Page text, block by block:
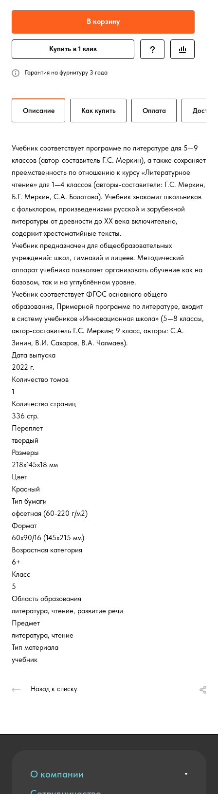
В корзину
Купить в 1 клик
Гарантия на фурнитуру 3 года
Описание Как купить Оплата
Учебник соответствует программе по литературе для 5—9
классов (автор-составитель Г.С. Меркин), а также сохраняет
преемственность по отношению к курсу «Литературное
чтение» для 1—4 классов (авторы-составители: Г.С. Меркин,
Б.Г. Меркин, С.А. Болотова). Учебник знакомит школьников
с фольклором, произведениями русской и зарубежной
литературы от древности до XX века включительно,
содержит хрестоматийные тексты.
Учебник предназначен для общеобразовательных
учреждений: школ, гимназий и лицеев. Методический
аппарат учебника позволяет организовать обучение как на
базовом, так и на углублённом уровне.
Учебник соответствует ФГОС основного общего
образования, Примерной программе по литературе, входит
в систему учебников «Инновационная школа» (5—8 классы,
автор-составитель Г.С. Меркин; 9 класс, авторы: С.А.
Зинин, В.И. Сахаров, В.А. Чалмаев).
Дата выпуска
2022 г.
Количество томов
1
Количество страниц
336 стр.
Переплет
твердый
Размеры
218x145x18 мм
Цвет
Красный
Тип бумаги
офсетная (60-220 г/м2)
Формат
60x90/16 (145x215 мм)
Возрастная категория
6+
Класс
5
Область образования
литература, чтение, развитие речи
Предмет
литература, чтение
Тип материала
учебник
Назад к списку
О компании